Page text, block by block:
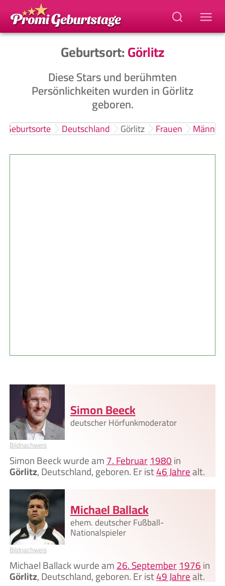
Geburtsort:Görlitz
Diese Stars und berühmten
Persönlichkeiten wurden in Görlitz
geboren.
Geburtsorte Deutschland Görlitz Frauen Männer
Bildnachweis
Simon Beeck
deutscher Hörfunkmoderator
Simon Beeck wurde am7. Februar1980in
Görlitz, Deutschland, geboren. Er ist46 Jahrealt.
Bildnachweis
Michael Ballack
ehem. deutscher Fußball-
Nationalspieler
Michael Ballack wurde am26. September1976in
Görlitz, Deutschland, geboren. Er ist49 Jahrealt.